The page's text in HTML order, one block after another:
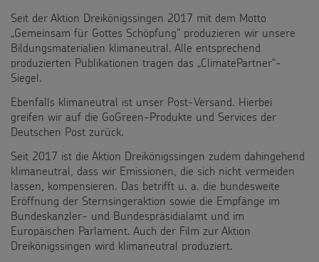
Seit der Aktion Dreikönigssingen 2017 mit dem Motto
„Gemeinsam für Gottes Schöpfung“ produzieren wir unsere
Bildungsmaterialien klimaneutral. Alle entsprechend
produzierten Publikationen tragen das „ClimatePartner“-
Siegel.
Ebenfalls klimaneutral ist unser Post-Versand. Hierbei
greifen wir auf die GoGreen-Produkte und Services der
Deutschen Post zurück.
Seit 2017 ist die Aktion Dreikönigssingen zudem dahingehend
klimaneutral, dass wir Emissionen, die sich nicht vermeiden
lassen, kompensieren. Das betrifft u. a. die bundesweite
Eröffnung der Sternsingeraktion sowie die Empfänge im
Bundeskanzler- und Bundespräsidialamt und im
Europäischen Parlament. Auch der Film zur Aktion
Dreikönigssingen wird klimaneutral produziert.